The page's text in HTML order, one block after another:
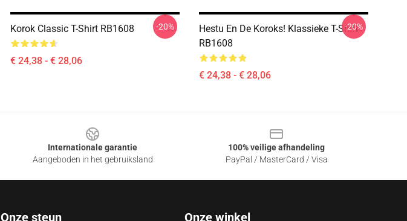
Korok Classic T-Shirt RB1608
€ 24,38 - € 28,06
-20%
Hestu En De Koroks! Klassieke T-Shirt
RB1608
€ 24,38 - € 28,06
-20%
Internationale garantie
Aangeboden in het gebruiksland
100% veilige afhandeling
PayPal / MasterCard / Visa
Onze steun Onze winkel